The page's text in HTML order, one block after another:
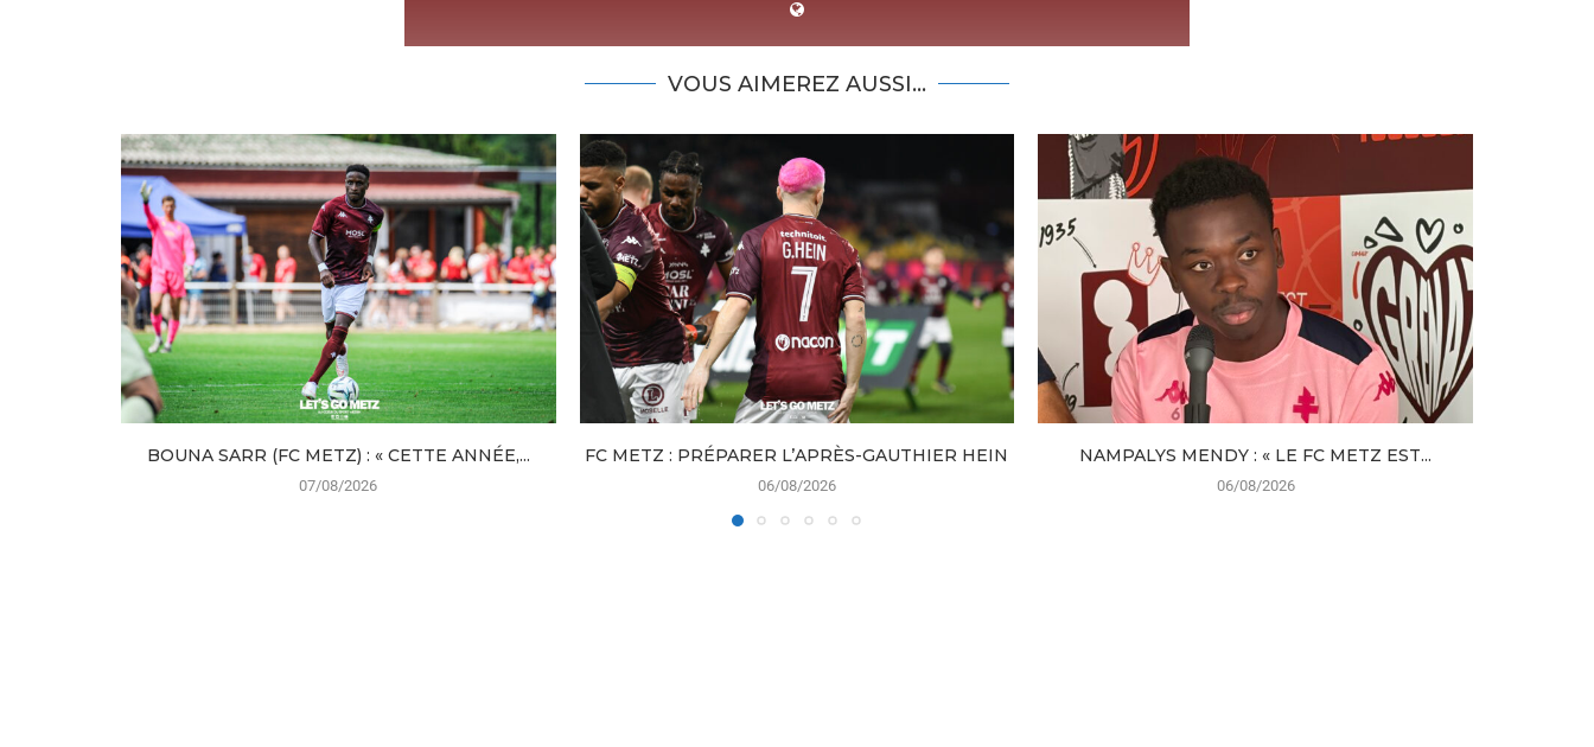
VOUS AIMEREZ AUSSI...
BOUNA SARR (FC METZ) : « CETTE ANNÉE,...
07/08/2026
FC METZ : PRÉPARER L’APRÈS-GAUTHIER HEIN
06/08/2026
NAMPALYS MENDY : « LE FC METZ EST...
06/08/2026